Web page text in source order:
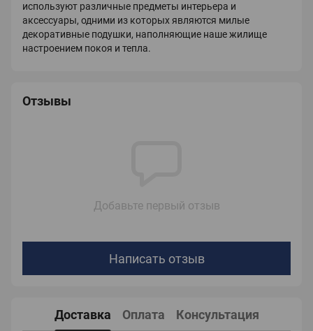
используют различные предметы интерьера и
аксессуары, одними из которых являются милые
декоративные подушки, наполняющие наше жилище
настроением покоя и тепла.
Отзывы
Добавьте первый отзыв
Написать отзыв
Доставка Оплата Консультация